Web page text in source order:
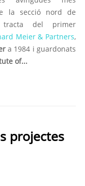
la secció nord de
tracta del primer
Meier & Partners,
a 1984 i guardonats
of...
projectes